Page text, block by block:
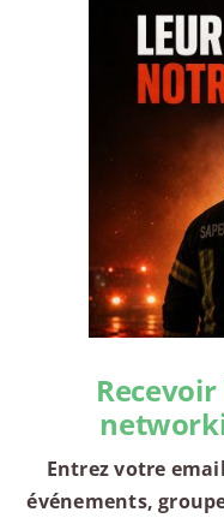
Entrez votre
événements,